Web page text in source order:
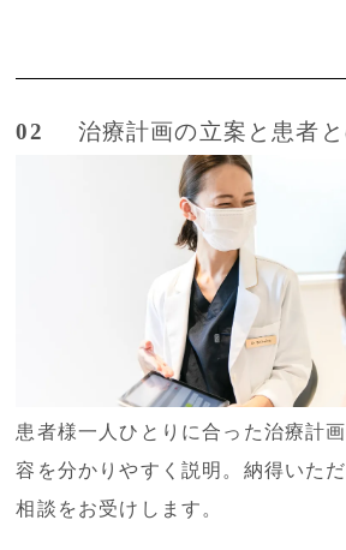
02 治療計画の立案と患者
患者様一人ひとりに合った治療計
容を分かりやすく説明。納得いた
相談をお受けします。